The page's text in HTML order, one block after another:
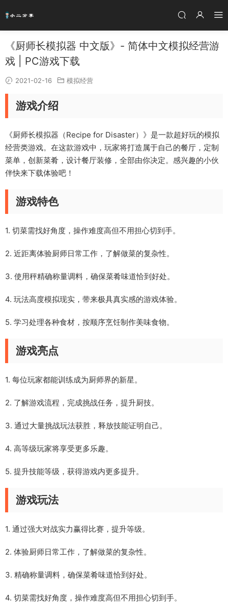
《厨师长模拟器 中文版》- 简体中文模拟经营游
戏 | PC游戏下载
2021-02-16 模拟经营
游戏介绍
《厨师长模拟器（Recipe for Disaster）》是一款超好玩的模拟
经营类游戏。在这款游戏中，玩家将打造属于自己的餐厅，定制
菜单，创新菜肴，设计餐厅装修，全部由你决定。感兴趣的小伙
伴快来下载体验吧！
游戏特色
1. 切菜需找好角度，操作难度高但不用担心切到手。
2. 近距离体验厨师日常工作，了解做菜的复杂性。
3. 使用秤精确称量调料，确保菜肴味道恰到好处。
4. 玩法高度模拟现实，带来极具真实感的游戏体验。
5. 学习处理各种食材，按顺序烹饪制作美味食物。
游戏亮点
1. 每位玩家都能训练成为厨师界的新星。
2. 了解游戏流程，完成挑战任务，提升厨技。
3. 通过大量挑战玩法获胜，释放技能证明自己。
4. 高等级玩家将享受更多乐趣。
5. 提升技能等级，获得游戏内更多提升。
游戏玩法
1. 通过强大对战实力赢得比赛，提升等级。
2. 体验厨师日常工作，了解做菜的复杂性。
3. 精确称量调料，确保菜肴味道恰到好处。
4. 切菜需找好角度，操作难度高但不用担心切到手。